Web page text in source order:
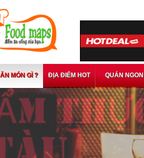
ĂN MÓN GÌ ? ĐỊA ĐIỂM HOT QUÁN NGON